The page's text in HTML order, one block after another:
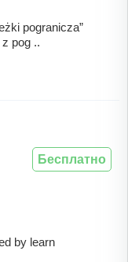
pogranicza”
pog ..
by learn
Бесплатно